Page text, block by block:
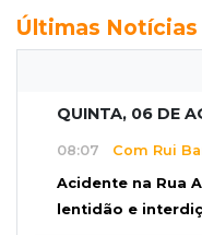
Últimas Notícias
QUINTA, 06 DE
08:07 Com Rui
Acidente na Rua
lentidão e